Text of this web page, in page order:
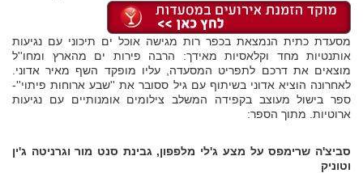
מסעדת כתית הנמצאת בכפר רות מגישה אוכל ים תיכוני עם נגיעות
אותנטיות מחד וקלאסיות מאידך: הרבה פירות ים מהארץ ומחו''ל
מוצאים את דרכם לתפריט המסעדה, עליו מופקד השף מאיר אדוני.
לאחרונה הוציא אדוני בשיתוף עם גיל ססובר את ''שבע ארוחות פיתוי''-
ספר בישול מעוצב בקפידה המשלב צילומים אומנותיים עם נגיעות
ארוטיות. מתוך הספר:
סביצ'ה שרימפס על מצע ג'לי מלפפון, גבינת סנט מור וגרניטה ג'ין
וטוניק